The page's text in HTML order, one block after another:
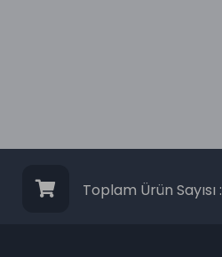
Toplam Ürün Sayısı :